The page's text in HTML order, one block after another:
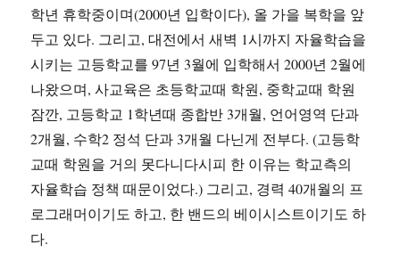
학년 휴학중이며(2000년 입학이다), 올 가을 복학을 앞
두고 있다. 그리고, 대전에서 새벽 1시까지 자율학습을
시키는 고등학교를 97년 3월에 입학해서 2000년 2월에
나왔으며, 사교육은 초등학교때 학원, 중학교때 학원
잠깐, 고등학교 1학년때 종합반 3개월, 언어영역 단과
2개월, 수학2 정석 단과 3개월 다닌게 전부다. (고등학
교때 학원을 거의 못다니다시피 한 이유는 학교측의
자율학습 정책 때문이었다.) 그리고, 경력 40개월의 프
로그래머이기도 하고, 한 밴드의 베이시스트이기도 하
다.